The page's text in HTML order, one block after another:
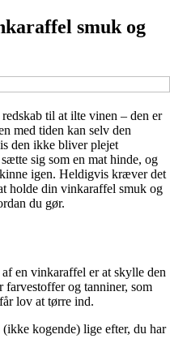
smuk og
til at ilte vinen – den er
med tiden kan selv den
den ikke bliver plejet
sig som en mat hinde, og
igen. Heldigvis kræver det
holde din vinkaraffel smuk og
du gør.
en vinkaraffel er at skylle den
og tanniner, som
lov at tørre ind.
(ikke kogende) lige efter, du har